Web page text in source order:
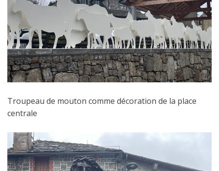
Troupeau de mouton comme décoration de la place
centrale